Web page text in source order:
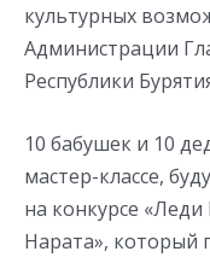
культурных
Администрации
Республики
10 бабушек и 10
мастер-классе,
на конкурсе
Нарата», который